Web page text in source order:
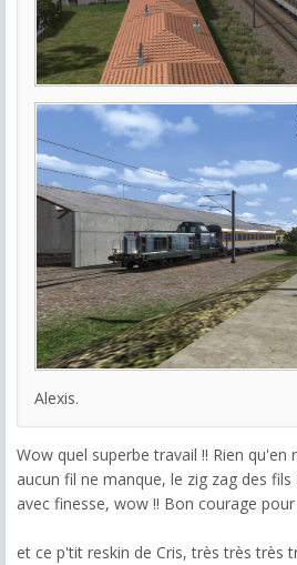
Alexis.
Wow quel superbe travail !! Rien qu'en
aucun fil ne manque, le zig zag des
avec finesse, wow !! Bon courage
et ce p'tit reskin de Cris, très très très